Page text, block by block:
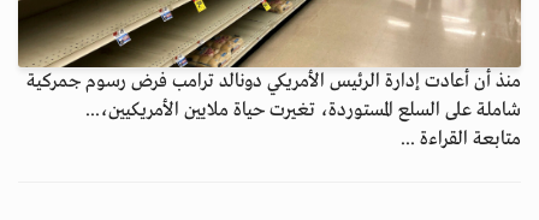
منذ أن أعادت إدارة الرئيس الأمريكي دونالد ترامب فرض رسوم جمركية
شاملة على السلع المستوردة، تغيرت حياة ملايين الأمريكيين،...
متابعة القراءة ...